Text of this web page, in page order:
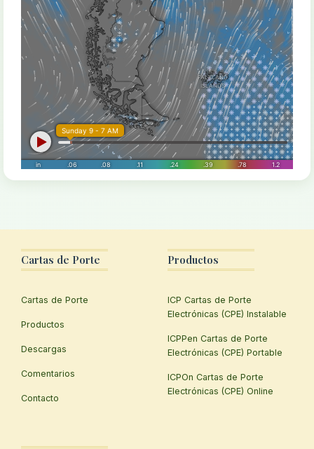
Cartas de Porte
Cartas de Porte
Productos
Descargas
Comentarios
Contacto
Productos
ICP Cartas de Porte
Electrónicas (CPE) Instalable
ICPPen Cartas de Porte
Electrónicas (CPE) Portable
ICPOn Cartas de Porte
Electrónicas (CPE) Online